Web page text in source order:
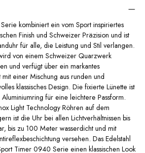
kombiniert ein vom Sport inspiriertes
Finish und Schweizer Präzision und ist
für alle, die Leistung und Stil verlangen.
von einem Schweizer Quarzwerk
und verfügt über ein markantes
einer Mischung aus runden und
klassisches Design. Die fixierte Lünette ist
Aluminiumring für eine leichtere Passform.
Light Technology Röhren auf dem
ist die Uhr bei allen Lichtverhältnissen bis
bis zu 100 Meter wasserdicht und mit
versehen. Das Edelstahl
Timer 0940 Serie einen klassischen Look